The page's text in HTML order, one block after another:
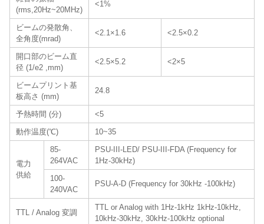
(rms,20Hz~20MHz)
<1%
ビームの発散角、
全角度(mrad)
<2.1×1.6 <2.5×0.2
開口部のビーム直
径 (1/e2 ,mm)
<2.5×5.2 <2×5
ビームプリント基
板高さ (mm)
24.8
予熱時間 (分)
<5
動作温度(℃)
10~35
電力
供給
85-
264VAC
PSU-III-LED/ PSU-III-FDA (Frequency for
1Hz-30kHz)
100-
240VAC
PSU-A-D (Frequency for 30kHz -100kHz)
TTL / Analog 変調
TTL or Analog with 1Hz-1kHz 1kHz-10kHz,
10kHz-30kHz, 30kHz-100kHz optional